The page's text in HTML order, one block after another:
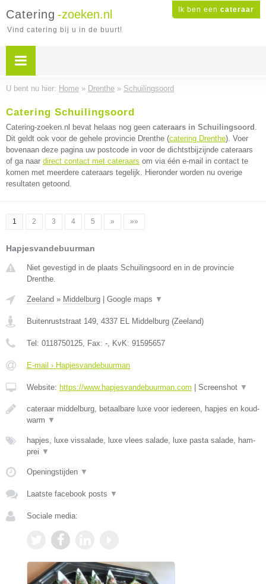
Ik ben een cateraar
Catering -zoeken.nl
Vind catering bij u in de buurt!
U bent nu hier: Home » Drenthe » Schuilingsoord
Catering Schuilingsoord
Catering-zoeken.nl bevat helaas nog geen cateraars in Schuilingsoord .
Dit geldt ook voor de gehele provincie Drenthe (catering Drenthe). Voer
bovenaan deze pagina uw postcode in voor de dichtstbijzijnde cateraars
of ga naar direct contact met cateraars om via één e-mail in contact te
komen met meerdere cateraars tegelijk. Hieronder worden nu overige
resultaten getoond.
1 2 3 4 5 » »»
Hapjesvandebuurman
Niet gevestigd in de plaats Schuilingsoord en in de provincie
Drenthe.
Zeeland » Middelburg Google maps ▼
Buitenruststraat 149, 4337 EL Middelburg (Zeeland)
Tel: 0118750125, Fax: -, KvK: 91595657
E-mail › Hapjesvandebuurman
Website: https://www.hapjesvandebuurman.com Screenshot ▼
cateraar middelburg, betaalbare luxe voor iedereen, hapjes en koud-
warm ▼
hapjes, luxe vissalade, luxe vlees salade, luxe pasta salade, ham-
prei ▼
Openingstijden ▼
Laatste facebook posts ▼
Sociale media: